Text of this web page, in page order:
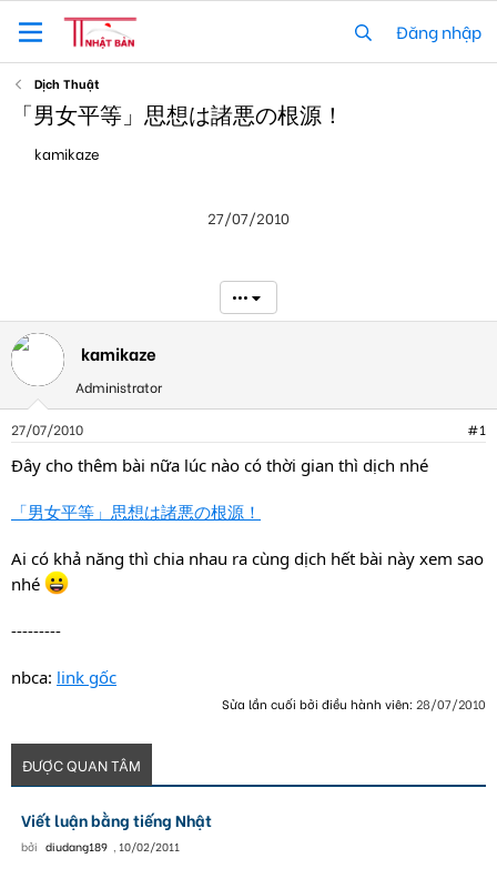
Đăng nhập
Dịch Thuật
「男女平等」思想は諸悪の根源！
h
r
t
r
kamikaze
27/07/2010
•••
kamikaze
Administrator
27/07/2010 #1
Đây cho thêm bài nữa lúc nào có thời gian thì dịch nhé
「男女平等」思想は諸悪の根源！
Ai có khả năng thì chia nhau ra cùng dịch hết bài này xem sao
nhé
---------
nbca: link gốc
Sửa lần cuối bởi điều hành viên: 28/07/2010
ĐƯỢC QUAN TÂM
Viết luận bằng tiếng Nhật
bởi diudang189 10/02/2011